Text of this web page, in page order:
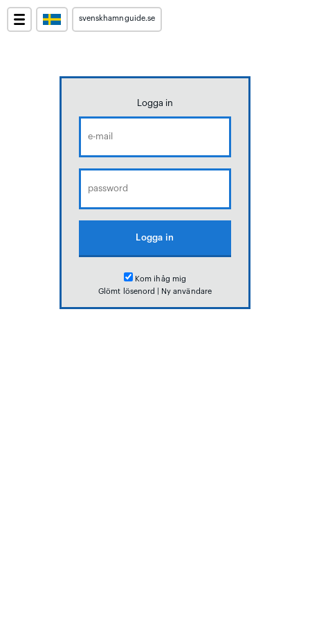
svenskhamnguide.se
Logga in
Kom ihåg mig
Glömt lösenord
Ny användare